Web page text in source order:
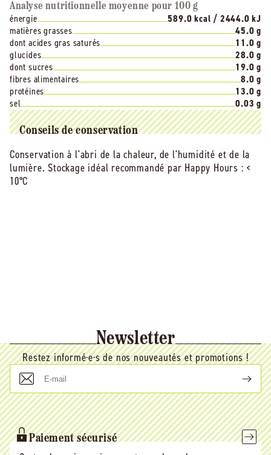
Analyse nutritionnelle moyenne pour 100 g
énergie
589.0 kcal / 2444.0 kJ
matières grasses
45.0 g
dont acides gras saturés
11.0 g
glucides
28.0 g
dont sucres
19.0 g
fibres alimentaires
8.0 g
protéines
13.0 g
sel
0.03 g
Conseils de conservation
Conservation à l'abri de la chaleur, de l'humidité et de la
lumière. Stockage idéal recommandé par Happy Hours : <
10°C
Newsletter
Restez informé·e·s de nos nouveautés et promotions !
E-
mail
Paiement sécurisé